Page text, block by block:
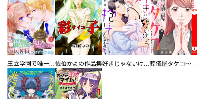
王立学園で唯一魔法が使えない庶民仲間のはずですよね～実は王子様で私を溺愛しているなんて告白はやめてください～佐伯かよの作品集 好きじゃないけど、抱いてください【電子単行本版／特典おまけ付き】 葬儀屋タケコ～あなたの最期、叶えます【電子単行本版】